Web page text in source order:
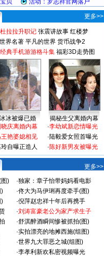
更多>>
杜拉拉升职记 张震讲故事 红楼梦
世界名著 平凡的世界 货币战争2
经典手机游游格斗集 福彩3D走势图
冰被爆已婚
揭秘生父离婚内幕
庆离婚内幕
王艳婆媳相见
自曝正造人
·李幼斌新恋情曝光
·陆毅爱女照首曝光
·陈好新男友被曝光
更多>>
) ·独家：章子怡带妈妈看电影
) ·佟大为马伊琍再度牵手(图)
) ·倪萍赵忠祥十年后再携手
·刘涛富豪老公为家产求生子
·舒淇醉酒瞬间惨被抓拍(图)
·实拍漂亮的地摊西施(组图)
·世界九大罪恶之城(组图)
·李孝利新欢私密视频曝光